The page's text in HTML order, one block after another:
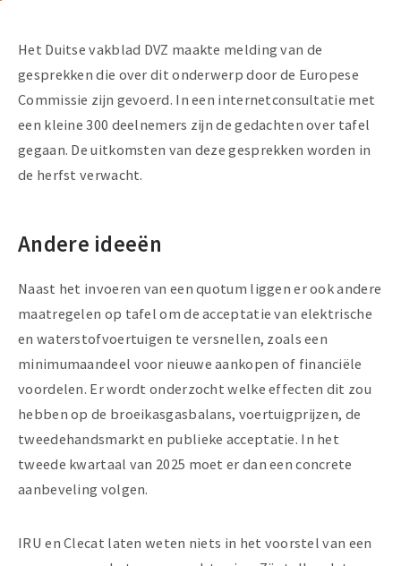
Het Duitse vakblad DVZ maakte melding van de
gesprekken die over dit onderwerp door de Europese
Commissie zijn gevoerd. In een internetconsultatie met
een kleine 300 deelnemers zijn de gedachten over tafel
gegaan. De uitkomsten van deze gesprekken worden in
de herfst verwacht.
Andere ideeën
Naast het invoeren van een quotum liggen er ook andere
maatregelen op tafel om de acceptatie van elektrische
en waterstofvoertuigen te versnellen, zoals een
minimumaandeel voor nieuwe aankopen of financiële
voordelen. Er wordt onderzocht welke effecten dit zou
hebben op de broeikasgasbalans, voertuigprijzen, de
tweedehandsmarkt en publieke acceptatie. In het
tweede kwartaal van 2025 moet er dan een concrete
aanbeveling volgen.
IRU en Clecat laten weten niets in het voorstel van een